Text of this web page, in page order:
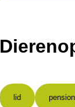
lid pension